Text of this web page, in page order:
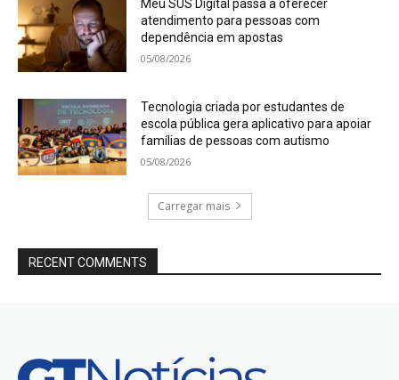
Meu SUS Digital passa a oferecer
atendimento para pessoas com
dependência em apostas
05/08/2026
Tecnologia criada por estudantes de
escola pública gera aplicativo para apoiar
famílias de pessoas com autismo
05/08/2026
Carregar mais
RECENT COMMENTS